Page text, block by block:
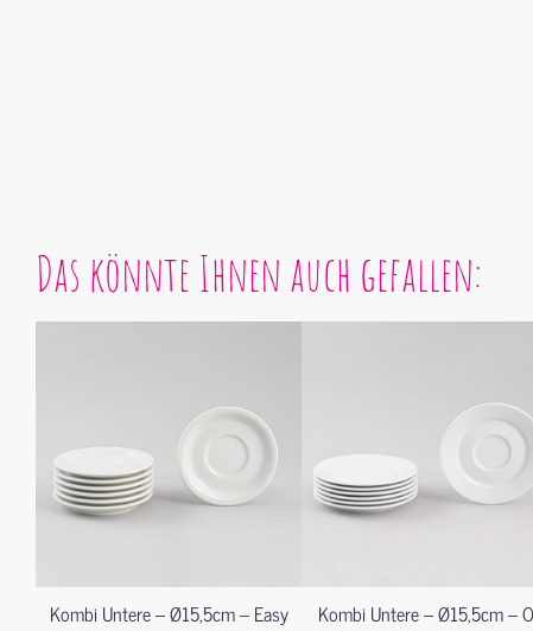
Das könnte Ihnen auch gefallen:
Kombi Untere – Ø15,5cm – Easy Kombi Untere – Ø15,5cm –